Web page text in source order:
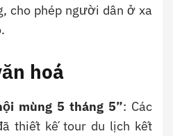
cho phép người dân ở xa
hoá
mùng 5 tháng 5”: Các
thiết kế tour du lịch kết